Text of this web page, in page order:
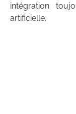
intégration
artificielle.